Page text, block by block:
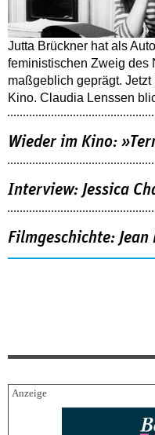
Jutta Brückner hat als
feministischen Zweig des
maßgeblich geprägt.
Kino. Claudia Lenssen
Wieder im Kino:
Interview: Jessica
Filmgeschichte: Jean